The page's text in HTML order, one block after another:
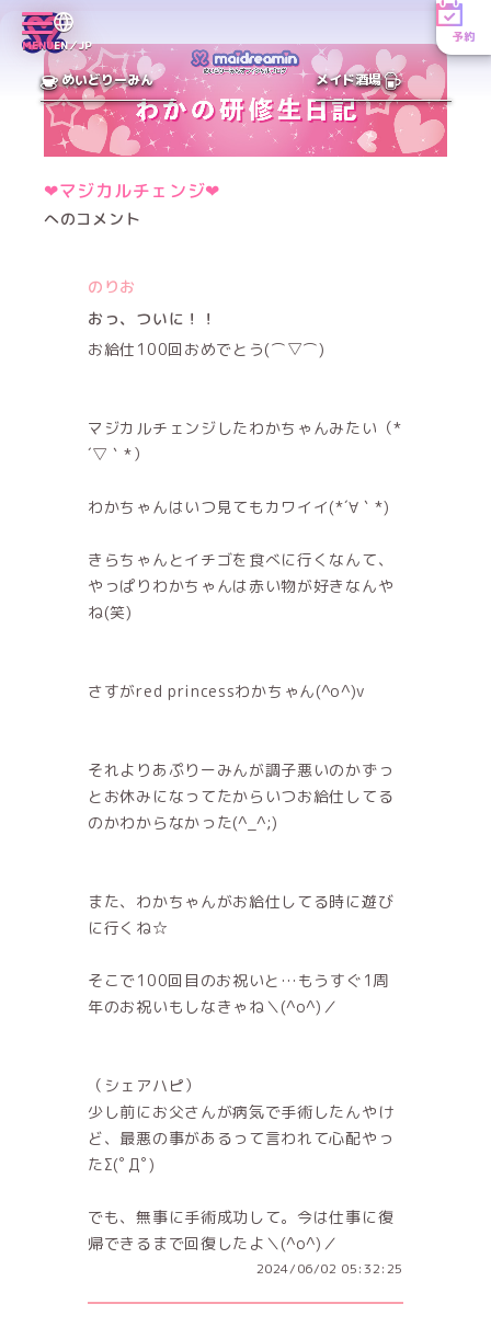
MENUEN／JP
予約
めいどりーみん メイド酒場
❤︎マジカルチェンジ❤︎
へのコメント
のりお
おっ、ついに！！
お給仕100回おめでとう(⌒▽⌒)
マジカルチェンジしたわかちゃんみたい（*
´▽｀*）
わかちゃんはいつ見てもカワイイ(*´∀｀*)
きらちゃんとイチゴを食べに行くなんて、
やっぱりわかちゃんは赤い物が好きなんや
ね(笑)
さすがred princessわかちゃん(^o^)v
それよりあぷりーみんが調子悪いのかずっ
とお休みになってたからいつお給仕してる
のかわからなかった(^_^;)
また、わかちゃんがお給仕してる時に遊び
に行くね☆
そこで100回目のお祝いと…もうすぐ1周
年のお祝いもしなきゃね＼(^o^)／
（シェアハピ）
少し前にお父さんが病気で手術したんやけ
ど、最悪の事があるって言われて心配やっ
たΣ(ﾟДﾟ)
でも、無事に手術成功して。今は仕事に復
帰できるまで回復したよ＼(^o^)／
2024/06/02 05:32:25